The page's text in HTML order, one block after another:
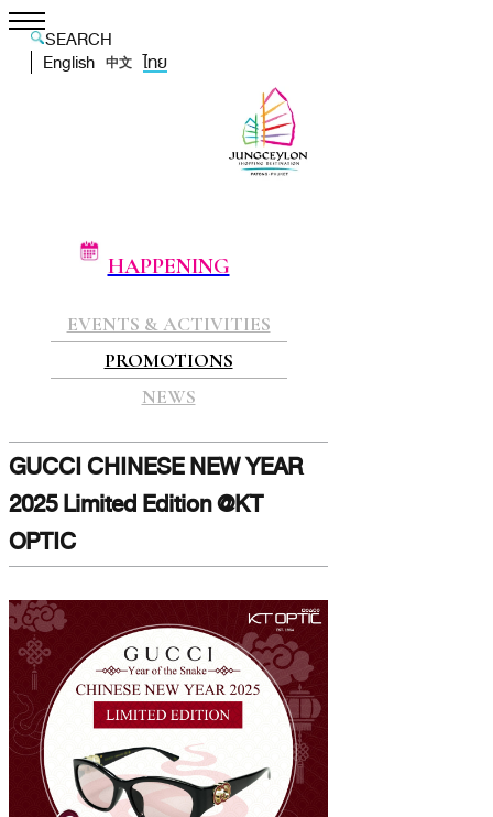
SEARCH
English
中文 ไทย
HAPPENING
EVENTS & ACTIVITIES
PROMOTIONS
NEWS
GUCCI CHINESE NEW YEAR
2025 Limited Edition @KT
OPTIC